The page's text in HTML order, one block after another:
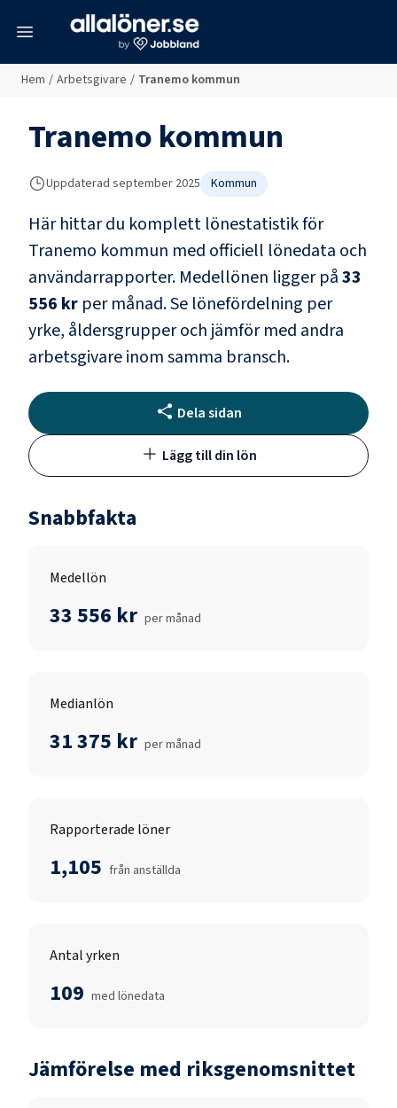
Hem / Arbetsgivare / Tranemo kommun
Tranemo kommun
Uppdaterad september 2025 Kommun
Här hittar du komplett lönestatistik för
Tranemo kommun med officiell lönedata och
användarrapporter. Medellönen ligger på33
556 kr per månad.Se lönefördelning per
yrke, åldersgrupper och jämför med andra
arbetsgivare inom samma bransch.
Dela sidan
Lägg till din lön
Snabbfakta
Medellön
33 556 kr per månad
Medianlön
31 375 kr per månad
Rapporterade löner
1,105 från anställda
Antal yrken
109 med lönedata
Jämförelse med riksgenomsnittet